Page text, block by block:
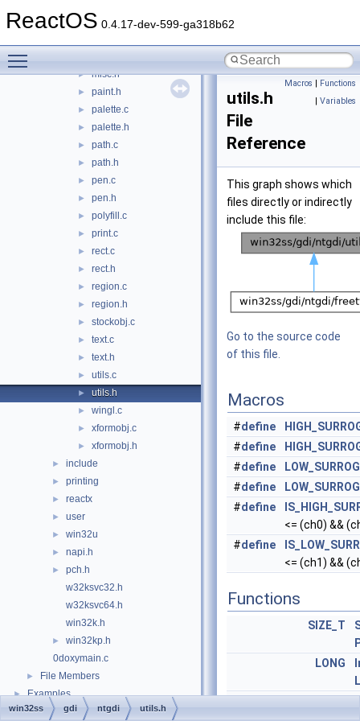
ReactOS 0.4.17-dev-599-ga318b62
► intgdi.h
► misc.h
► paint.h
► palette.c
► palette.h
► path.c
► path.h
► pen.c
► pen.h
► polyfill.c
► print.c
► rect.c
► rect.h
► region.c
► region.h
► stockobj.c
► text.c
► text.h
► utils.c
► utils.h
► wingl.c
► xformobj.c
► xformobj.h
► include
► printing
► reactx
► user
► win32u
► napi.h
►
pch.h
w32ksvc32.h
w32ksvc64.h
win32k.h
►
win32kp.h
0doxymain.c
► File Members
► Examples
Macros | Functions
| Variables
utils.h
File
Reference
This graph shows which
files directly or indirectly
include this file:
Go to the source code
of this file.
Macros
#define
#define
#define
#define
#define
<= (ch0) &&
#define
<= (ch1) &&
Functions
SIZE_T
LONG
win32ss gdi ntgdi utils.h